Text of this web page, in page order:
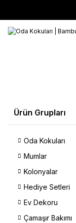
Ürün Grupları
Oda Kokuları
Mumlar
Kolonyalar
Hediye Setleri
Ev Dekoru
Çamaşır Bakımı